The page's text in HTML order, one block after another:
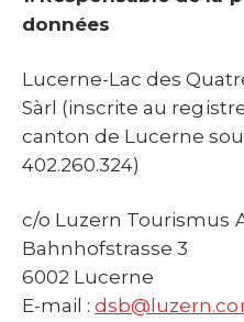
données
Lucerne-Lac des
Sàrl (inscrite au
canton de Lucerne
402.260.324)
c/o Luzern Tourismus
Bahnhofstrasse 3
6002 Lucerne
E-mail :